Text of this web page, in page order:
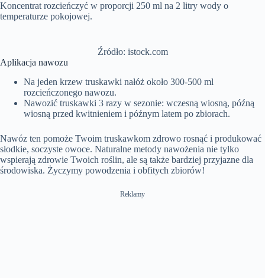
Koncentrat rozcieńczyć w proporcji 250 ml na 2 litry wody o
temperaturze pokojowej.
Źródło: istock.com
Aplikacja nawozu
Na jeden krzew truskawki nałóż około 300-500 ml
rozcieńczonego nawozu.
Nawozić truskawki 3 razy w sezonie: wczesną wiosną, późną
wiosną przed kwitnieniem i późnym latem po zbiorach.
Nawóz ten pomoże Twoim truskawkom zdrowo rosnąć i produkować
słodkie, soczyste owoce. Naturalne metody nawożenia nie tylko
wspierają zdrowie Twoich roślin, ale są także bardziej przyjazne dla
środowiska. Życzymy powodzenia i obfitych zbiorów!
Reklamy